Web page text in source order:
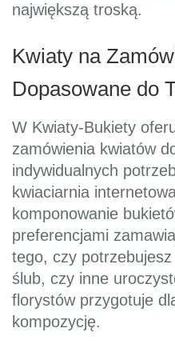
największą troską.
Kwiaty na
Dopasowane do
W Kwiaty-Bukiety
zamówienia kwiatów
indywidualnych
kwiaciarnia
komponowanie
preferencjami
tego, czy
ślub, czy inne
florystów przygotuje
kompozycję.